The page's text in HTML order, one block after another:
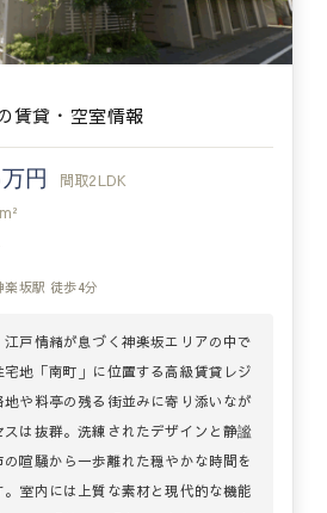
賃貸・空室情報
円 間取2LDK
坂駅 徒歩4分
戸情緒が息づく神楽坂エリアの中で
地「南町」に位置する高級賃貸レジ
や料亭の残る街並みに寄り添いなが
は抜群。洗練されたデザインと静謐
喧騒から一歩離れた穏やかな時間を
室内には上質な素材と現代的な機能